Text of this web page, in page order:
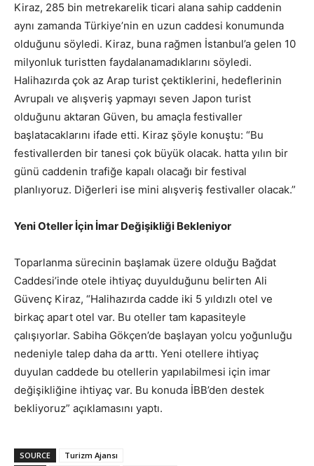
Kiraz, 285 bin metrekarelik ticari alana sahip caddenin
aynı zamanda Türkiye’nin en uzun caddesi konumunda
olduğunu söyledi. Kiraz, buna rağmen İstanbul’a gelen 10
milyonluk turistten faydalanamadıklarını söyledi.
Halihazırda çok az Arap turist çektiklerini, hedeflerinin
Avrupalı ve alışveriş yapmayı seven Japon turist
olduğunu aktaran Güven, bu amaçla festivaller
başlatacaklarını ifade etti. Kiraz şöyle konuştu: “Bu
festivallerden bir tanesi çok büyük olacak. hatta yılın bir
günü caddenin trafiğe kapalı olacağı bir festival
planlıyoruz. Diğerleri ise mini alışveriş festivaller olacak.”
Yeni Oteller İçin İmar Değişikliği Bekleniyor
Toparlanma sürecinin başlamak üzere olduğu Bağdat
Caddesi’inde otele ihtiyaç duyulduğunu belirten Ali
Güvenç Kiraz, “Halihazırda cadde iki 5 yıldızlı otel ve
birkaç apart otel var. Bu oteller tam kapasiteyle
çalışıyorlar. Sabiha Gökçen’de başlayan yolcu yoğunluğu
nedeniyle talep daha da arttı. Yeni otellere ihtiyaç
duyulan caddede bu otellerin yapılabilmesi için imar
değişikliğine ihtiyaç var. Bu konuda İBB’den destek
bekliyoruz” açıklamasını yaptı.
SOURCE
Turizm Ajansı